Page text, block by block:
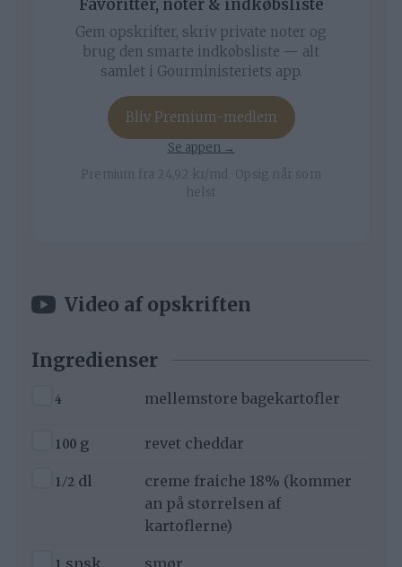
Favoritter, noter & indkøbsliste
Gem opskrifter, skriv private noter og
brug den smarte indkøbsliste — alt
samlet i Gourministeriets app.
Bliv Premium-medlem
Se appen →
Premium fra 24,92 kr/md · Opsig når som
helst
Video af opskriften
Ingredienser
▢
4 mellemstore bagekartofler
▢
100 g
revet cheddar
▢
1/2 dl
creme fraiche 18% (kommer
an på størrelsen af
kartoflerne)
▢spsk smør